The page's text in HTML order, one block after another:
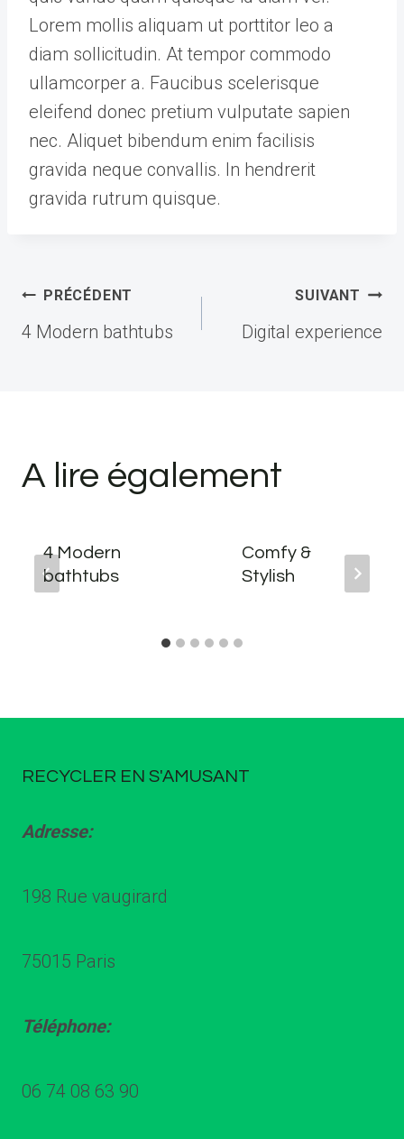
Lorem mollis aliquam ut porttitor leo a
diam sollicitudin. At tempor commodo
ullamcorper a. Faucibus scelerisque
eleifend donec pretium vulputate sapien
nec. Aliquet bibendum enim facilisis
gravida neque convallis. In hendrerit
gravida rutrum quisque.
Navigation
de
PRÉCÉDENT
4 Modern bathtubs
SUIVANT
Digital experience
A lire également
4 Modern
bathtubs
Comfy &
Stylish
RECYCLER EN S'AMUSANT
Adresse:
198 Rue vaugirard
75015 Paris
Téléphone:
06 74 08 63 90